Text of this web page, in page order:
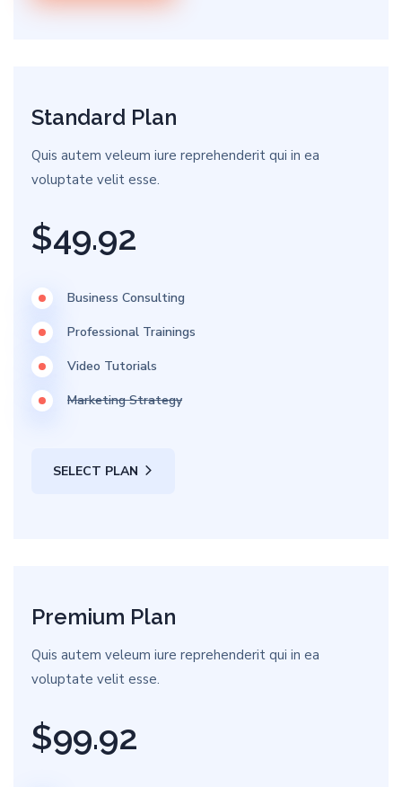
Standard Plan
Quis autem veleum iure reprehenderit qui in ea
voluptate velit esse.
$49.92
Business Consulting
Professional Trainings
Video Tutorials
Marketing Strategy
SELECT PLAN
Premium Plan
Quis autem veleum iure reprehenderit qui in ea
voluptate velit esse.
$99.92